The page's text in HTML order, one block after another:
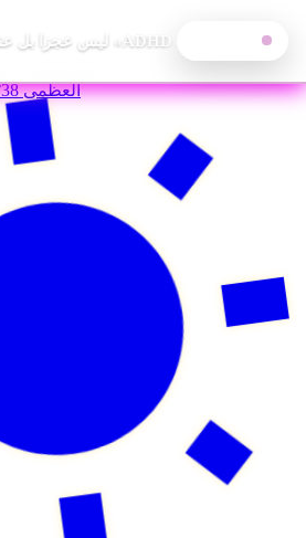
— الخميس, 6 أغسطس 2026 العظمى 38°
خالد رغدان: «ADHD» ليس عجزا بل عقل يعمل بذكاء وإيقاع مختلف